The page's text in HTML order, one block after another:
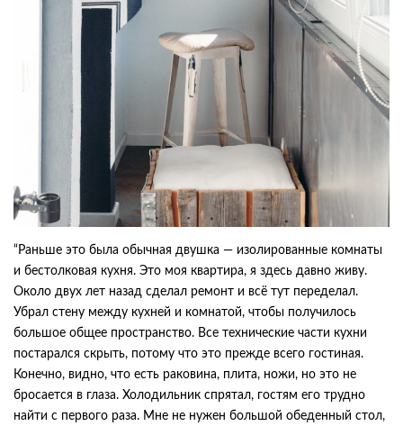
“Раньше это была обычная двушка — изолированные комнаты
и бестолковая кухня. Это моя квартира, я здесь давно живу.
Около двух лет назад сделал ремонт и всё тут переделал.
Убрал стену между кухней и комнатой, чтобы получилось
большое общее пространство. Все технические части кухни
постарался скрыть, потому что это прежде всего гостиная.
Конечно, видно, что есть раковина, плита, ножи, но это не
бросается в глаза. Холодильник спрятал, гостям его трудно
найти с первого раза. Мне не нужен большой обеденный стол,